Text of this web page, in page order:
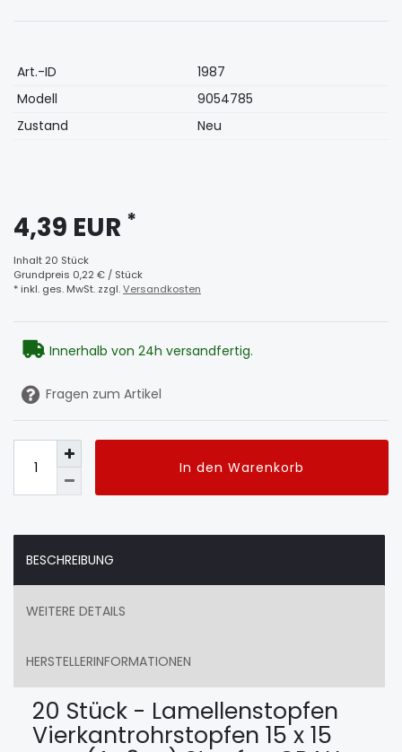
Technisches
Merkmal
Wert
Art.-ID
1987
Modell
9054785
Zustand
Neu
4,39 EUR *
Inhalt 20 Stück
Grundpreis 0,22 € / Stück
* inkl. ges. MwSt. zzgl.Versandkosten
Innerhalb von 24h versandfertig.
Fragen zum Artikel
In den Warenkorb
BESCHREIBUNG
WEITERE DETAILS
HERSTELLERINFORMATIONEN
20 Stück - Lamellenstopfen
Vierkantrohrstopfen 15 x 15